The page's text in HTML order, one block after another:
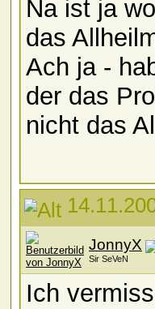
Na ist ja
das
Ach ja -
der das
nicht das
JonnyX
Sir SeVeN
Ich